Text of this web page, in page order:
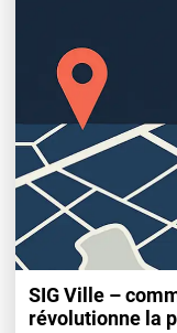
SIG Ville –
révolutionne la